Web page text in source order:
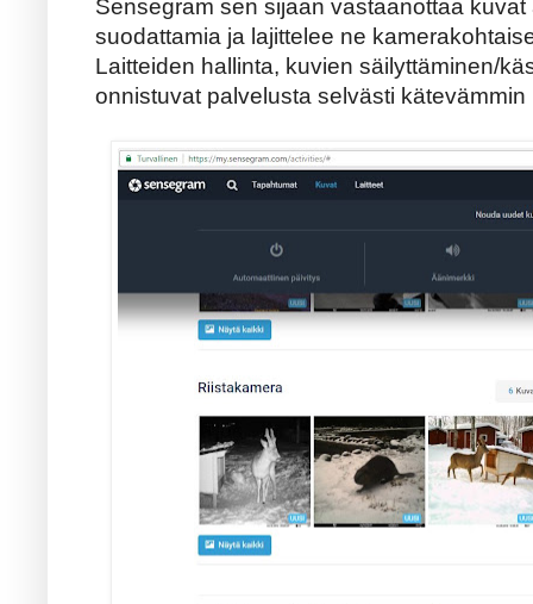
Sensegram sen sijaan vastaanottaa
suodattamia ja lajittelee ne
Laitteiden hallinta, kuvien säilyttäminen/
onnistuvat palvelusta selvästi